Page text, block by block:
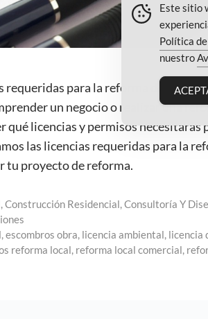
requeridas para la reforma de locales
un negocio o realizar una
qué licencias y permisos necesitarás
las licencias requeridas para la
tu proyecto de reforma.
,Construcción Residencial,Consultoría Y
,escombros obra, licencia ambiental, licencia
reforma local, reforma local comercial,
Este sitio
Política
nuestro